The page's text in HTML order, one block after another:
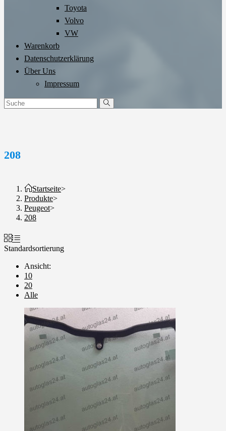
Toyota
Volvo
VW
Warenkorb
Datenschutzerklärung
Über Uns
Impressum
208
Startseite>
Produkte>
Peugeot>
208
Standardsortierung
Ansicht:
10
20
Alle